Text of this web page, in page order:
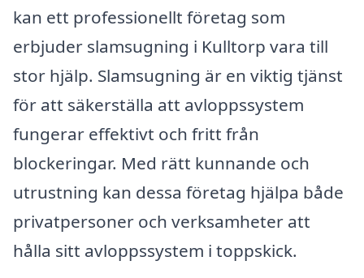
kan ett professionellt företag som
erbjuder slamsugning i Kulltorp vara till
stor hjälp. Slamsugning är en viktig tjänst
för att säkerställa att avloppssystem
fungerar effektivt och fritt från
blockeringar. Med rätt kunnande och
utrustning kan dessa företag hjälpa både
privatpersoner och verksamheter att
hålla sitt avloppssystem i toppskick.